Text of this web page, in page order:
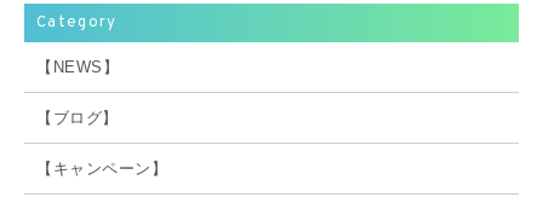
Category
【NEWS】
【ブログ】
【キャンペーン】